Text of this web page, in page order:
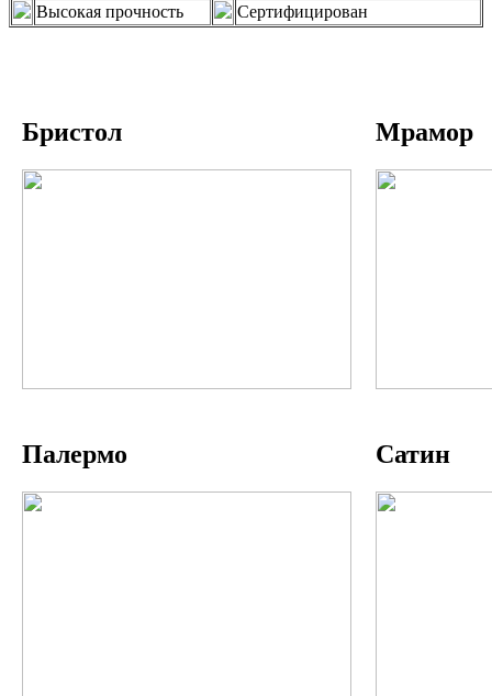
Высокая прочность
Сертифицирован
Бристол Мрамор
Палермо Сатин